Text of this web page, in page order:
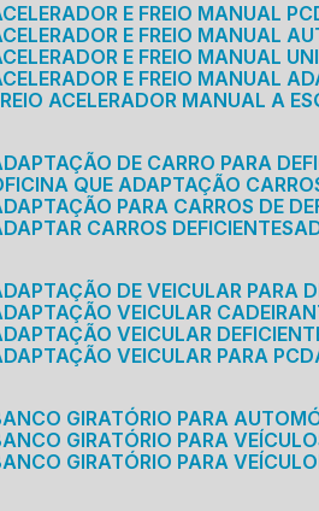
ACELERADOR E FREIO MANUAL
ACELERADOR E FREIO MANUAL
ACELERADOR E FREIO MANUAL
ACELERADOR E FREIO MANUAL
FREIO ACELERADOR MANUAL A
ADAPTAÇÃO DE CARRO PARA
OFICINA QUE ADAPTAÇÃO
ADAPTAÇÃO PARA CARROS DE
ADAPTAR CARROS DEFICIENTES
ADAPTAÇÃO DE VEICULAR PARA
ADAPTAÇÃO VEICULAR
ADAPTAÇÃO VEICULAR
ADAPTAÇÃO VEICULAR PARA PCD
BANCO GIRATÓRIO PARA
BANCO GIRATÓRIO PARA
BANCO GIRATÓRIO PARA VEÍCULO